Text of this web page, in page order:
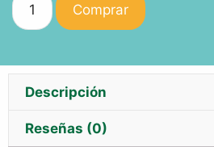
Comprar
Descripción
Reseñas (0)